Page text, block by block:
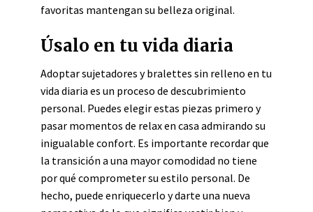
favoritas mantengan su belleza original.
Úsalo en tu vida diaria
Adoptar sujetadores y bralettes sin relleno en tu
vida diaria es un proceso de descubrimiento
personal. Puedes elegir estas piezas primero y
pasar momentos de relax en casa admirando su
inigualable confort. Es importante recordar que
la transición a una mayor comodidad no tiene
por qué comprometer su estilo personal. De
hecho, puede enriquecerlo y darte una nueva